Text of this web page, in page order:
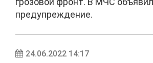
предупреждение.
24.06.2022 14:17